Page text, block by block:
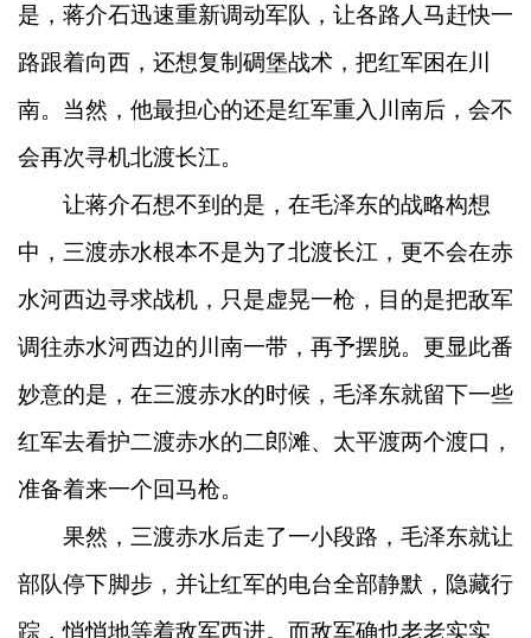
是，蒋介石迅速重新调动军队，让各路人马赶快一
路跟着向西，还想复制碉堡战术，把红军困在川
南。当然，他最担心的还是红军重入川南后，会不
会再次寻机北渡长江。
让蒋介石想不到的是，在毛泽东的战略构想
中，三渡赤水根本不是为了北渡长江，更不会在赤
水河西边寻求战机，只是虚晃一枪，目的是把敌军
调往赤水河西边的川南一带，再予摆脱。更显此番
妙意的是，在三渡赤水的时候，毛泽东就留下一些
红军去看护二渡赤水的二郎滩、太平渡两个渡口，
准备着来一个回马枪。
果然，三渡赤水后走了一小段路，毛泽东就让
部队停下脚步，并让红军的电台全部静默，隐藏行
踪，悄悄地等着敌军西进。而敌军确也老老实实